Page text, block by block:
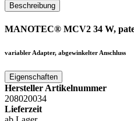
Beschreibung
MANOTEC® MCV2 34 W,
variabler Adapter, abgewinkelter Anschluss
Eigenschaften
Hersteller Artikelnummer
208020034
Lieferzeit